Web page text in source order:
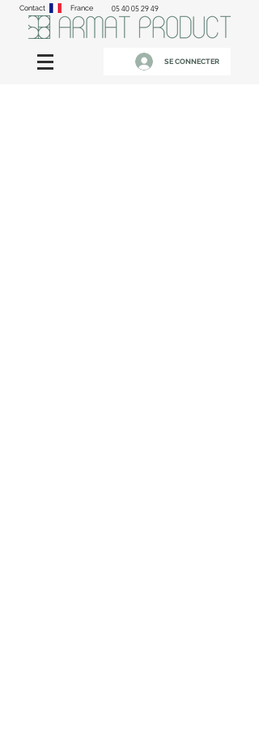
Contact France 05 40 05 29 49
SE CONNECTER